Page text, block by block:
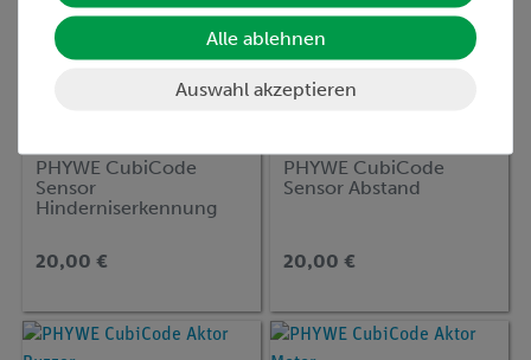
PHYWE CubiCode
Sensor
Hinderniserkennung
20,00 €
PHYWE CubiCode
Sensor Abstand
20,00 €
Alle ablehnen
Auswahl akzeptieren